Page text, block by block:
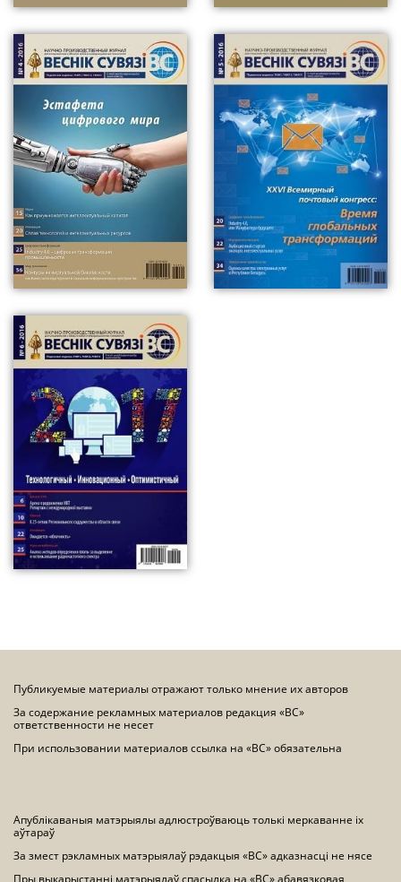
Публикуемые материалы отражают только мнение их авторов
За содержание рекламных материалов редакция «ВС»
ответственности не несет
При использовании материалов ссылка на «ВС» обязательна
Апублікаваныя матэрыялы адлюстроўваюць толькі меркаванне іх
аўтараў
За змест рэкламных матэрыялаў рэдакцыя «ВС» адказнасці не нясе